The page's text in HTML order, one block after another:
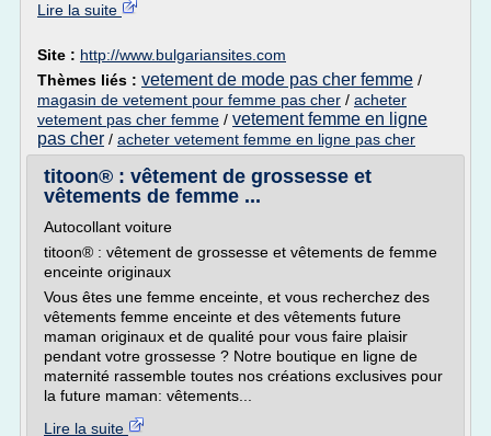
Lire la suite
Site : http://www.bulgariansites.com
Thèmes liés : vetement de mode pas cher femme /
magasin de vetement pour femme pas cher / acheter
vetement pas cher femme / vetement femme en ligne
pas cher / acheter vetement femme en ligne pas cher
titoon® : vêtement de grossesse et
vêtements de femme ...
Autocollant voiture
titoon® : vêtement de grossesse et vêtements de femme
enceinte originaux
Vous êtes une femme enceinte, et vous recherchez des
vêtements femme enceinte et des vêtements future
maman originaux et de qualité pour vous faire plaisir
pendant votre grossesse ? Notre boutique en ligne de
maternité rassemble toutes nos créations exclusives pour
la future maman: vêtements...
Lire la suite